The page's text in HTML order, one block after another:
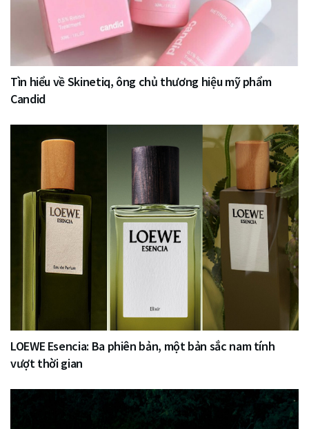
Tìn hiểu về Skinetiq, ông chủ thương hiệu mỹ phẩm
Candid
LOEWE Esencia: Ba phiên bản, một bản sắc nam tính
vượt thời gian